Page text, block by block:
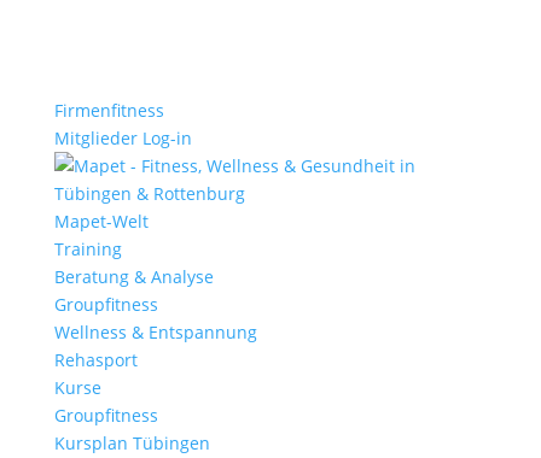
Firmenfitness
Mitglieder Log-in
Mapet-Welt
Training
Beratung & Analyse
Groupfitness
Wellness & Entspannung
Rehasport
Kurse
Groupfitness
Kursplan Tübingen